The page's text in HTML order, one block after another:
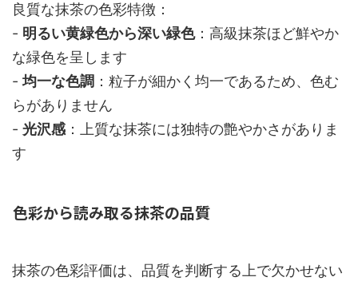
良質な抹茶の色彩特徴：
- 明るい黄緑色から深い緑色：高級抹茶ほど鮮やか
な緑色を呈します
-均一な色調 ：粒子が細かく均一であるため、色む
らがありません
- 光沢感：上質な抹茶には独特の艶やかさがありま
す
色彩から読み取る抹茶の品質
抹茶の色彩評価は、品質を判断する上で欠かせない